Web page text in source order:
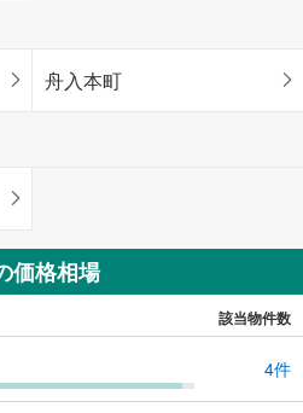
舟入本町
価格相場
該当物件数
4件